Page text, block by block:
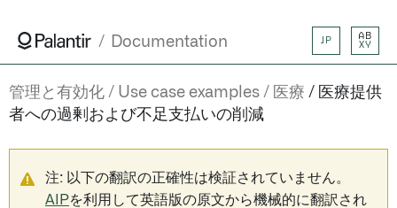
Documentation JP
AB
XY
管理と有効化 Use case examples 医療
医療提供
者への過剰および不足支払いの削減
注: 以下の翻訳の正確性は検証されていません。
AIPを利用して英語版の原文から機械的に翻訳され